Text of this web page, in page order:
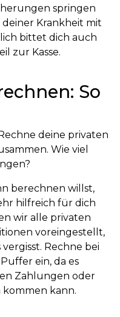
springen
Krankheit mit
bittet dich auch
zur Kasse.
So
deine privaten
Wie viel
berechnen willst,
hilfreich für dich
wir alle privaten
voreingestellt,
Rechne bei
ein, da es
Zahlungen oder
kann.